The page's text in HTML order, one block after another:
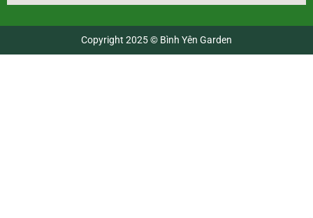
Copyright 2025 © Bình Yên Garden